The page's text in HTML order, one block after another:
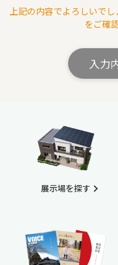
上記の内容でよろしいで
をご確
入力
展示場を探す